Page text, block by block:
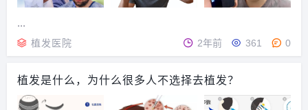
...
植发医院 2年前 361 0
植发是什么，为什么很多人不选择去植发？